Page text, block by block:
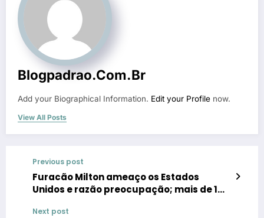
Blogpadrao.com.br
Add your Biographical Information. Edit your Profile now.
View All Posts
Previous post
Furacão Milton ameaço os Estados
Unidos e razão preocupação; mais de 1
Next post